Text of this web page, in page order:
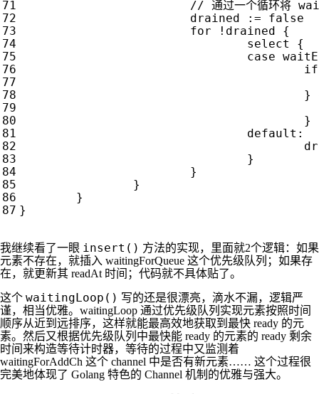
drained
:=
false
for
! drained
{
select
{
case
if
}
}
default :
}
}
}
}
}
我继续看了一眼 insert() 方法的实现，里面就2个逻辑：如果
元素不存在，就插入 waitingForQueue 这个优先级队列；如果存
在，就更新其 readAt 时间；代码就不具体贴了。
这个 waitingLoop() 写的还是很漂亮，滴水不漏，逻辑严
谨，相当优雅。waitingLoop 通过优先级队列实现元素按照时间
顺序从近到远排序，这样就能最高效地获取到最快 ready 的元
素。然后又根据优先级队列中最快能 ready 的元素的 ready 剩余
时间来构造等待计时器，等待的过程中又监测着
waitingForAddCh 这个 channel 中是否有新元素…… 这个过程很
完美地体现了 Golang 特色的 Channel 机制的优雅与强大。